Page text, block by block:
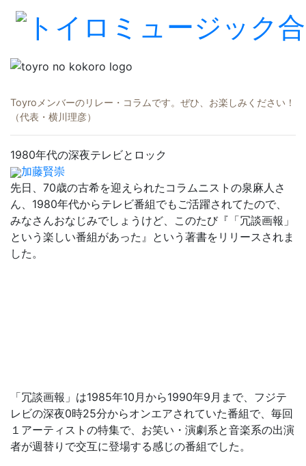
Toyroメンバーのリレー・コラムです。ぜひ、お楽しみください！
（代表・横川理彦）
1980年代の深夜テレビとロック
加藤賢崇
先日、70歳の古希を迎えられたコラムニストの泉麻人さ
ん、1980年代からテレビ番組でもご活躍されてたので、
みなさんおなじみでしょうけど、このたび『「冗談画報」
という楽しい番組があった』という著書をリリースされま
した。
「冗談画報」は1985年10月から1990年9月まで、フジテ
レビの深夜0時25分からオンエアされていた番組で、毎回
１アーティストの特集で、お笑い・演劇系と音楽系の出演
者が週替りで交互に登場する感じの番組でした。